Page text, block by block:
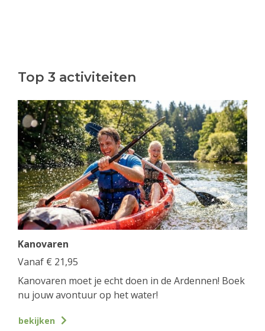
Top 3 activiteiten
Kanovaren
Vanaf € 21,95
Kanovaren moet je echt doen in de Ardennen! Boek
nu jouw avontuur op het water!
bekijken